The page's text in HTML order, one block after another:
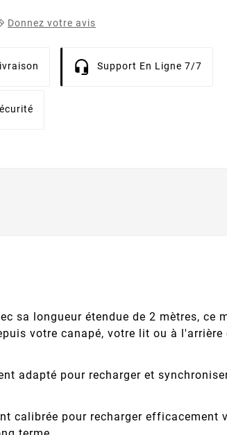
Donnez votre avis
Support En Ligne 7/7
sa longueur étendue de 2 mètres, ce
votre canapé, votre lit ou à l'arrière
adapté pour recharger et
calibrée pour recharger efficacement